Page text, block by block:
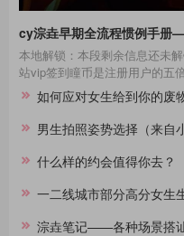
cy淙垚早期全流程惯例手册
本地解锁：本段剩余信息还未
站vip签到瞳币是注册用户的五
如何应对女生给到你的废
男生拍照姿势选择（来自
什么样的约会值得你去？
一二线城市部分高分女生
淙垚笔记——各种场景搭